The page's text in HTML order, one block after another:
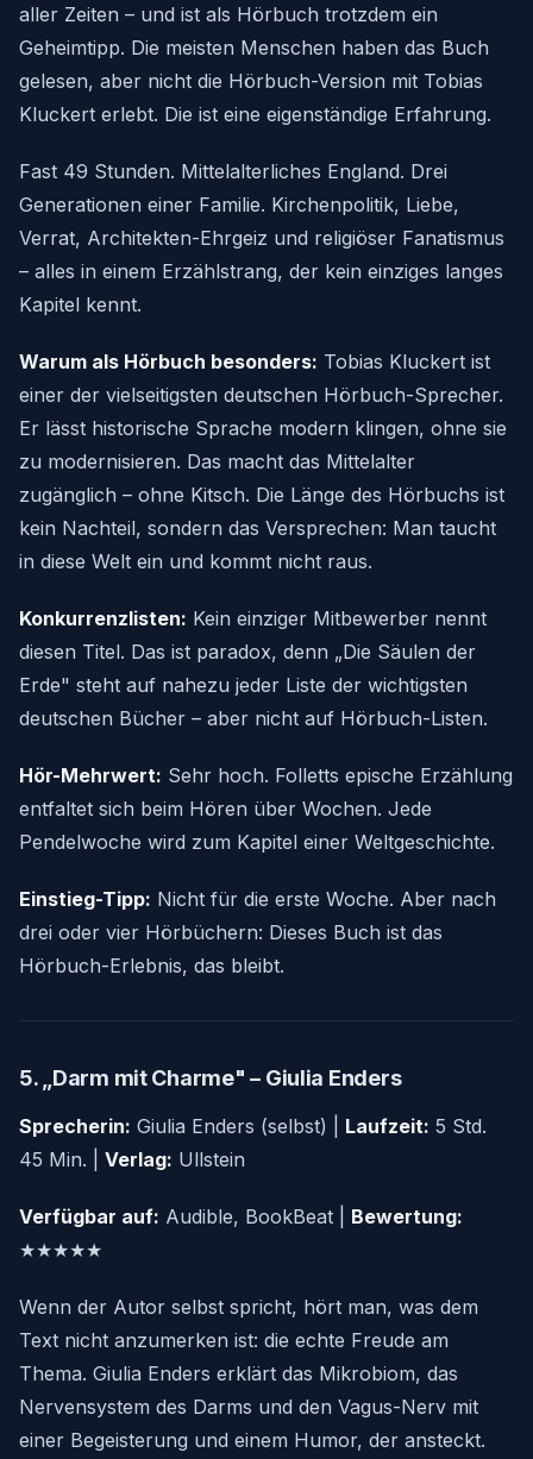
aller Zeiten – und ist als Hörbuch trotzdem ein
Geheimtipp. Die meisten Menschen haben das Buch
gelesen, aber nicht die Hörbuch-Version mit Tobias
Kluckert erlebt. Die ist eine eigenständige Erfahrung.
Fast 49 Stunden. Mittelalterliches England. Drei
Generationen einer Familie. Kirchenpolitik, Liebe,
Verrat, Architekten-Ehrgeiz und religiöser Fanatismus
– alles in einem Erzählstrang, der kein einziges langes
Kapitel kennt.
Warum als Hörbuch besonders: Tobias Kluckert ist
einer der vielseitigsten deutschen Hörbuch-Sprecher.
Er lässt historische Sprache modern klingen, ohne sie
zu modernisieren. Das macht das Mittelalter
zugänglich – ohne Kitsch. Die Länge des Hörbuchs ist
kein Nachteil, sondern das Versprechen: Man taucht
in diese Welt ein und kommt nicht raus.
Konkurrenzlisten: Kein einziger Mitbewerber nennt
diesen Titel. Das ist paradox, denn „Die Säulen der
Erde" steht auf nahezu jeder Liste der wichtigsten
deutschen Bücher – aber nicht auf Hörbuch-Listen.
Hör-Mehrwert: Sehr hoch. Folletts epische Erzählung
entfaltet sich beim Hören über Wochen. Jede
Pendelwoche wird zum Kapitel einer Weltgeschichte.
Einstieg-Tipp: Nicht für die erste Woche. Aber nach
drei oder vier Hörbüchern: Dieses Buch ist das
Hörbuch-Erlebnis, das bleibt.
5. „Darm mit Charme" – Giulia Enders
Sprecherin: Giulia Enders (selbst) | Laufzeit: 5 Std.
45 Min. | Verlag: Ullstein
Verfügbar auf: Audible, BookBeat | Bewertung:
★★★★★
Wenn der Autor selbst spricht, hört man, was dem
Text nicht anzumerken ist: die echte Freude am
Thema. Giulia Enders erklärt das Mikrobiom, das
Nervensystem des Darms und den Vagus-Nerv mit
einer Begeisterung und einem Humor, der ansteckt.